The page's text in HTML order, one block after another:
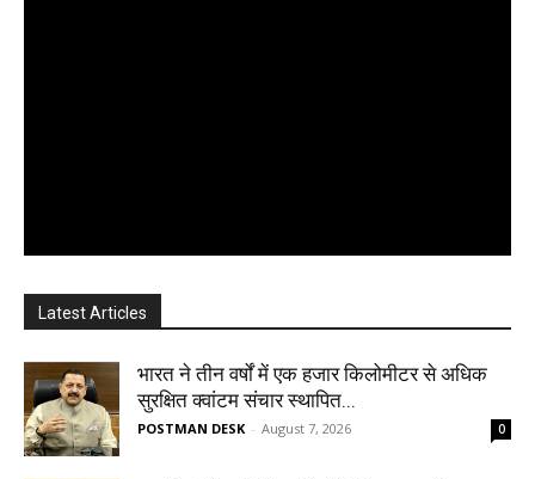
Latest Articles
भारत ने तीन वर्षों में एक हजार किलोमीटर से अधिक
सुरक्षित क्वांटम संचार स्थापित...
POSTMAN DESK - August 7, 2026 0